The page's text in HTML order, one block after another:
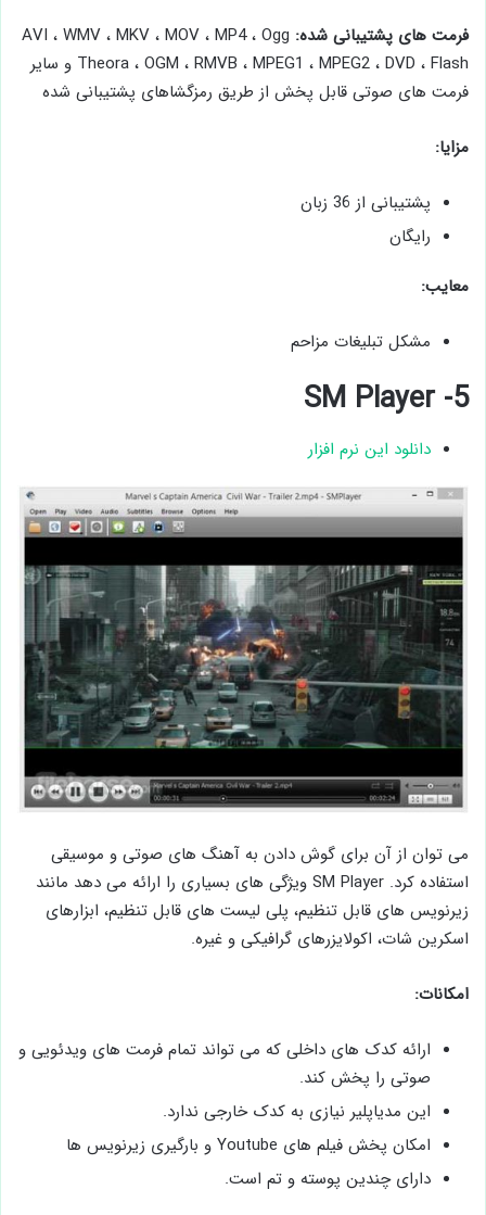
فرمت های پشتیبانی شده: AVI ، WMV ، MKV ، MOV ، MP4 ، Ogg
Theora ، OGM ، RMVB ، MPEG1 ، MPEG2 ، DVD ، Flash و سایر
فرمت های صوتی قابل پخش از طریق رمزگشاهای پشتیبانی شده
مزایا:
پشتیبانی از 36 زبان
رایگان
معایب:
مشکل تبلیغات مزاحم
5- SM Player
دانلود این نرم افزار
می توان از آن برای گوش دادن به آهنگ های صوتی و موسیقی
استفاده کرد. SM Player ویژگی های بسیاری را ارائه می دهد مانند
زیرنویس های قابل تنظیم، پلی لیست های قابل تنظیم، ابزارهای
اسکرین شات، اکولایزرهای گرافیکی و غیره.
امکانات:
ارائه کدک های داخلی که می تواند تمام فرمت های ویدئویی و
صوتی را پخش کند.
این مدیاپلیر نیازی به کدک خارجی ندارد.
امکان پخش فیلم های Youtube و بارگیری زیرنویس ها
دارای چندین پوسته و تم است.